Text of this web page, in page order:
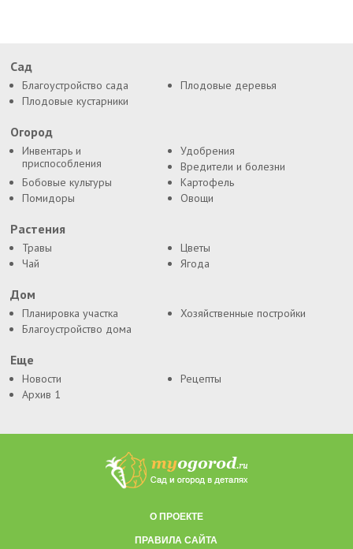
Сад
Благоустройство сада
Плодовые деревья
Плодовые кустарники
Огород
Инвентарь и
приспособления
Удобрения
Вредители и болезни
Бобовые культуры
Картофель
Помидоры
Овощи
Растения
Травы
Цветы
Чай
Ягода
Дом
Планировка участка
Хозяйственные постройки
Благоустройство дома
Еще
Новости
Рецепты
Архив 1
О ПРОЕКТЕ
ПРАВИЛА САЙТА